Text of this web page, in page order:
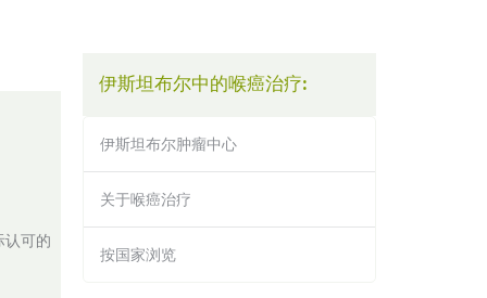
认可的
伊斯坦布尔中的喉癌治疗:
伊斯坦布尔肿瘤中心
关于喉癌治疗
按国家浏览